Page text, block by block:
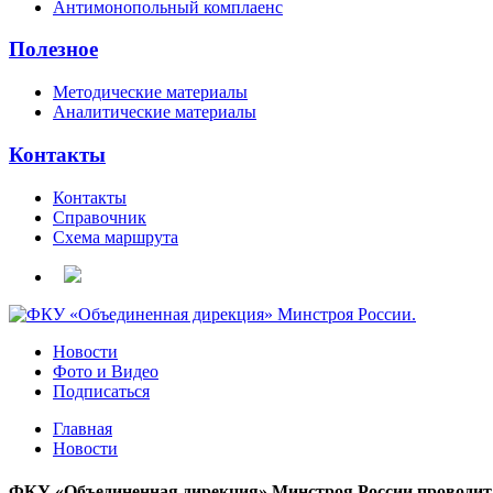
Антимонопольный комплаенс
Полезное
Методические материалы
Аналитические материалы
Контакты
Контакты
Справочник
Схема маршрута
Новости
Фото и Видео
Подписаться
Главная
Новости